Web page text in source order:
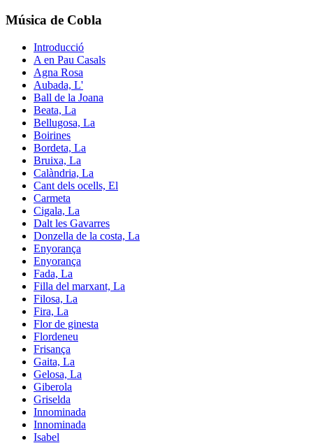
Música de Cobla
Introducció
A en Pau Casals
Agna Rosa
Aubada, L'
Ball de la Joana
Beata, La
Bellugosa, La
Boirines
Bordeta, La
Bruixa, La
Calàndria, La
Cant dels ocells, El
Carmeta
Cigala, La
Dalt les Gavarres
Donzella de la costa, La
Enyorança
Enyorança
Fada, La
Filla del marxant, La
Filosa, La
Fira, La
Flor de ginesta
Flordeneu
Frisança
Gaita, La
Gelosa, La
Giberola
Griselda
Innominada
Innominada
Isabel